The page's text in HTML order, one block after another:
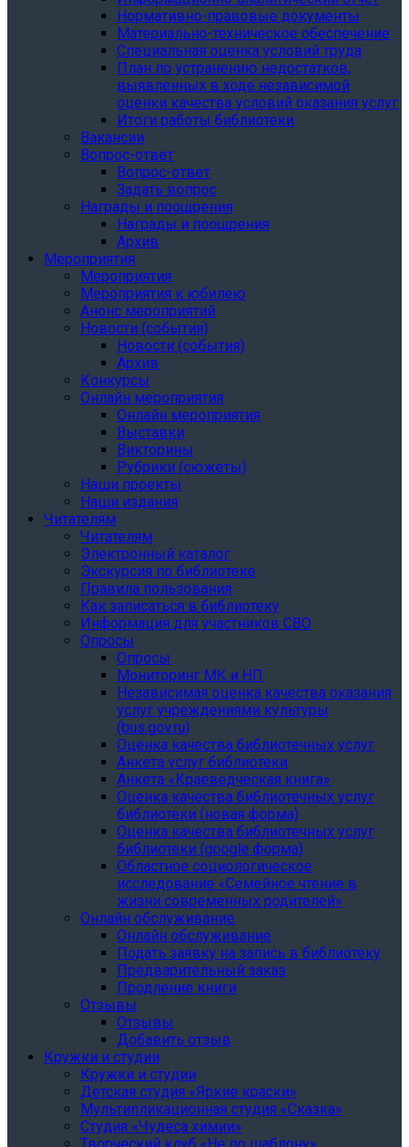
Нормативно-правовые документы
Материально-техническое обеспечение
Специальная оценка условий труда
План по устранению недостатков,
выявленных в ходе независимой
оценки качества условий оказания услуг
Итоги работы библиотеки
Вакансии
Вопрос-ответ
Вопрос-ответ
Задать вопрос
Награды и поощрения
Награды и поощрения
Архив
Мероприятия
Мероприятия
Мероприятия к юбилею
Анонс мероприятий
Новости (события)
Новости (события)
Архив
Конкурсы
Онлайн мероприятия
Онлайн мероприятия
Выставки
Викторины
Рубрики (сюжеты)
Наши проекты
Наши издания
Читателям
Читателям
Электронный каталог
Экскурсия по библиотеке
Правила пользования
Как записаться в библиотеку
Информация для участников СВО
Опросы
Опросы
Мониторинг МК и НП
Независимая оценка качества оказания
услуг учреждениями культуры
(bus.gov.ru)
Оценка качества библиотечных услуг
Анкета услуг библиотеки
Анкета «Краеведческая книга»
Oценка качества библиотечных услуг
библиотеки (новая форма)
Oценка качества библиотечных услуг
библиотеки (google форма)
Областное социологическое
исследование «Семейное чтение в
жизни современных родителей»
Онлайн обслуживание
Онлайн обслуживание
Подать заявку на запись в библиотеку
Предварительный заказ
Продление книги
Отзывы
Отзывы
Добавить отзыв
Кружки и студии
Кружки и студии
Детская студия «Яркие краски»
Мультипликационная студия «Сказка»
Студия «Чудеса химии»